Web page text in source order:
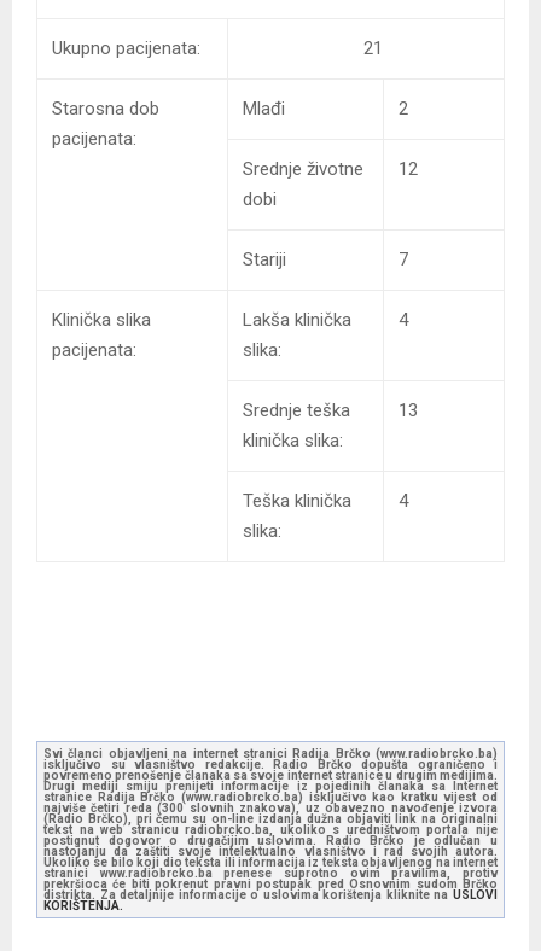
Ukupno pacijenata: 21
Starosna dob
pacijenata:
Mlađi 2
Srednje životne
dobi
12
Stariji 7
Klinička slika
pacijenata:
Lakša klinička
slika:
4
Srednje teška
klinička slika:
13
Teška klinička
slika:
4
Svi članci objavljeni na internet stranici Radija Brčko (www.radiobrcko.ba)
isključivo su vlasništvo redakcije. Radio Brčko dopušta ograničeno i
povremeno prenošenje članaka sa svoje internet stranice u drugim medijima.
Drugi mediji smiju prenijeti informacije iz pojedinih članaka sa Internet
stranice Radija Brčko (www.radiobrcko.ba) isključivo kao kratku vijest od
najviše četiri reda (300 slovnih znakova), uz obavezno navođenje izvora
(Radio Brčko), pri čemu su on-line izdanja dužna objaviti link na originalni
tekst na web stranicu radiobrcko.ba, ukoliko s uredništvom portala nije
postignut dogovor o drugačijim uslovima. Radio Brčko je odlučan u
nastojanju da zaštiti svoje intelektualno vlasništvo i rad svojih autora.
Ukoliko se bilo koji dio teksta ili informacija iz teksta objavljenog na internet
stranici www.radiobrcko.ba prenese suprotno ovim pravilima, protiv
prekršioca će biti pokrenut pravni postupak pred Osnovnim sudom Brčko
distrikta. Za detaljnije informacije o uslovima korištenja kliknite na USLOVI
KORIŠTENJA.